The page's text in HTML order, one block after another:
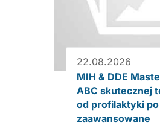
22.08.2026
MIH & DDE
ABC skutecznej
od profilaktyki po
zaawansowane